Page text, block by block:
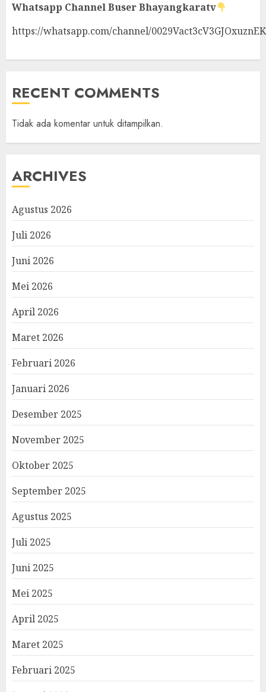
Whatsapp ChannelBuser Bhayangkaratv
https://whatsapp.com/channel/
RECENT COMMENTS
Tidak ada komentar untuk ditampilkan.
ARCHIVES
Agustus 2026
Juli 2026
Juni 2026
Mei 2026
April 2026
Maret 2026
Februari 2026
Januari 2026
Desember 2025
November 2025
Oktober 2025
September 2025
Agustus 2025
Juli 2025
Juni 2025
Mei 2025
April 2025
Maret 2025
Februari 2025